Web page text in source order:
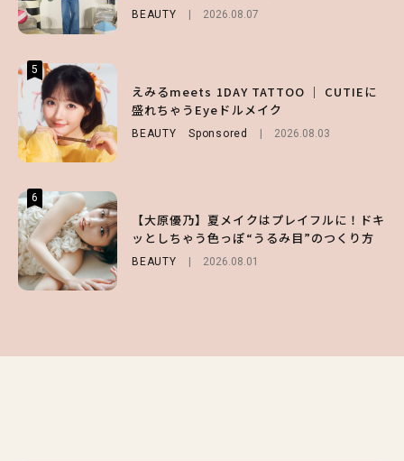
BEAUTY 2026.08.07
5
えみるmeets 1DAY TATTOO ｜ CUTIEに
盛れちゃうEyeドルメイク
BEAUTY Sponsored 2026.08.03
6
【大原優乃】夏メイクはプレイフルに！ドキ
ッとしちゃう色っぽ“うるみ目”のつくり方
BEAUTY 2026.08.01
LIFESTYLE 2026.07.30
5
【SNIDEL】長濱ねるとロマンティックトラ
ッドな秋はじめ｜2026秋の新作コーデ4選
FASHION Sponsored 2026.07.10
6
【ALD1】グループの魅力＆素顔に迫る♡ 一
問一答をお届け！【sweet web独占】
ENTERTAINMENT 2026.08.03
LIFESTYLE 2026.07.31
5
【夏ヘアのくずれ・うねりに】ヘアメイク夢
月直伝♡ ドライシャンプー「バティスト」
を使ったプロ級スタイリング3選
Sponsored
6
【GU】夏の“主役級”アイテム決定！ヘルシ
ー＆可愛すぎる「大人の肌見せ」トップス3
選